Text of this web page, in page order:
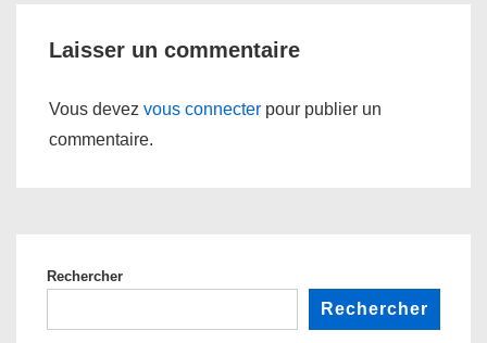
Laisser un commentaire
Vous devez vous connecter pour publier un
commentaire.
Rechercher
Rechercher